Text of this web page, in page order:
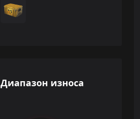
Диапазон износа